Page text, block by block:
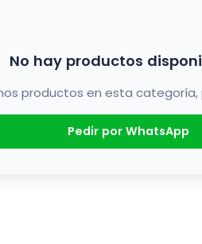
No hay productos
productos en esta categoría,
Pedir por WhatsApp